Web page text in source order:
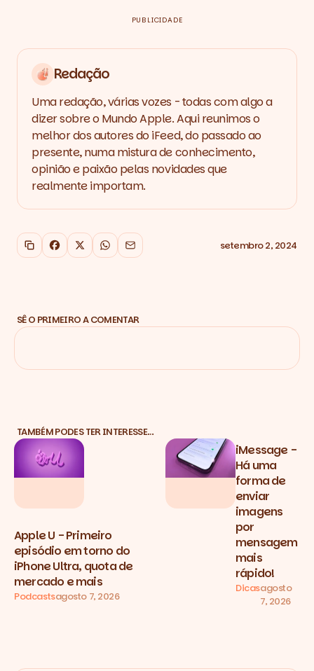
PUBLICIDADE
Redação
Uma redação, várias vozes - todas com algo a
dizer sobre o Mundo Apple. Aqui reunimos o
melhor dos autores do iFeed, do passado ao
presente, numa mistura de conhecimento,
opinião e paixão pelas novidades que
realmente importam.
Copiar link
Facebook
X WhatsApp
Email setembro 2, 2024
SÊ O PRIMEIRO A COMENTAR
TAMBÉM PODES TER INTERESSE…
Apple U - Primeiro
episódio em torno do
iPhone Ultra, quota de
mercado e mais
Podcastsagosto 7, 2026
iMessage -
Há uma
forma de
enviar
imagens
por
mensagem
mais
rápido!
Dicasagosto
7, 2026